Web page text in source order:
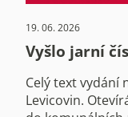
19. 06. 2026
Vyšlo jarní
Celý text vydání
Levicovin.